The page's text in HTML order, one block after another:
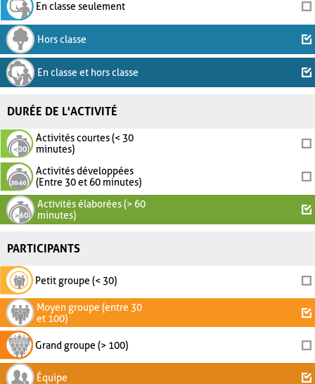
En classe seulement
Hors classe
En classe et hors classe
DURÉE DE L'ACTIVITÉ
Activités courtes (< 30
minutes)
Activités développées
(Entre 30 et 60 minutes)
Activités élaborées (> 60
minutes)
PARTICIPANTS
Petit groupe (< 30)
Moyen groupe (entre 30
et 100)
Grand groupe (> 100)
Équipe